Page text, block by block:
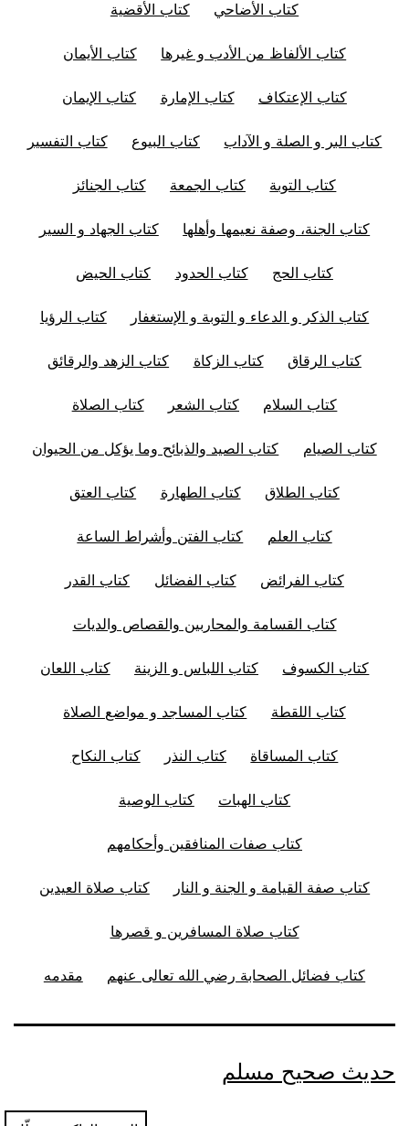
كتاب الأضاحي كتاب الأقضية
كتاب الألفاظ من الأدب و غيرها كتاب الأيمان
كتاب الإعتكاف كتاب الإمارة كتاب الإيمان
كتاب البر و الصلة و الآداب كتاب البيوع كتاب التفسير
كتاب التوبة كتاب الجمعة كتاب الجنائز
كتاب الجنة، وصفة نعيمها وأهلها كتاب الجهاد و السير
كتاب الحج كتاب الحدود كتاب الحيض
كتاب الذكر و الدعاء و التوبة و الإستغفار كتاب الرؤيا
كتاب الرقاق كتاب الزكاة كتاب الزهد والرقائق
كتاب السلام كتاب الشعر كتاب الصلاة
كتاب الصيام كتاب الصيد والذبائح وما يؤكل من الحيوان
كتاب الطلاق كتاب الطهارة كتاب العتق
كتاب العلم كتاب الفتن وأشراط الساعة
كتاب الفرائض كتاب الفضائل كتاب القدر
كتاب القسامة والمحاربين والقصاص والديات
كتاب الكسوف كتاب اللباس و الزينة كتاب اللعان
كتاب اللقطة كتاب المساجد و مواضع الصلاة
كتاب المساقاة كتاب النذر كتاب النكاح
كتاب الهبات كتاب الوصية
كتاب صفات المنافقين وأحكامهم
كتاب صفة القيامة و الجنة و النار كتاب صلاة العيدين
كتاب صلاة المسافرين و قصرها
كتاب فضائل الصحابة رضي الله تعالى عنهم مقدمه
حديث صحيح مسلم